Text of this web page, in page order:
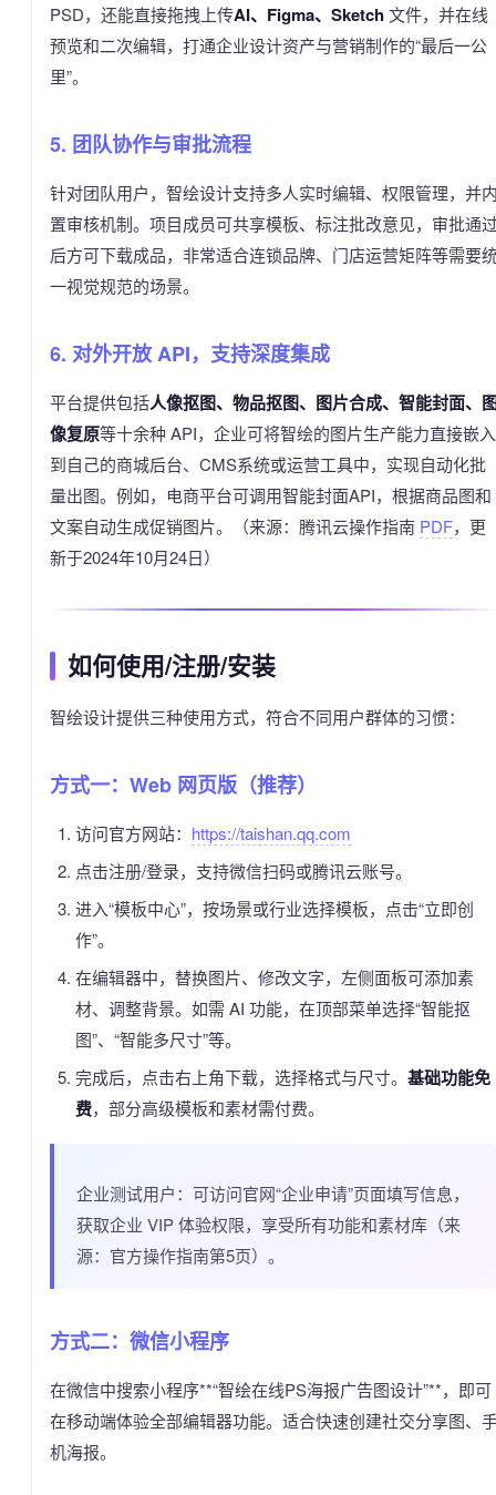
PSD，还能直接拖拽上传AI、Figma、Sketch文件，并在线
预览和二次编辑，打通企业设计资产与营销制作的“最后一公
里”。
5. 团队协作与审批流程
针对团队用户，智绘设计支持多人实时编辑、权限管理，并
置审核机制。项目成员可共享模板、标注批改意见，审批通
后方可下载成品，非常适合连锁品牌、门店运营矩阵等需要
一视觉规范的场景。
6. 对外开放 API，支持深度集成
平台提供包括人像抠图、物品抠图、图片合成、智能封面、
像复原等十余种 API，企业可将智绘的图片生产能力直接嵌入
到自己的商城后台、CMS系统或运营工具中，实现自动化批
量出图。例如，电商平台可调用智能封面API，根据商品图和
文案自动生成促销图片。（来源：腾讯云操作指南 PDF，更
新于2024年10月24日）
如何使用/注册/安装
智绘设计提供三种使用方式，符合不同用户群体的习惯：
方式一：Web 网页版（推荐）
访问官方网站： https://taishan.qq.com
点击注册/登录，支持微信扫码或腾讯云账号。
进入“模板中心”，按场景或行业选择模板，点击“立即创
作”。
在编辑器中，替换图片、修改文字，左侧面板可添加素
材、调整背景。如需 AI 功能，在顶部菜单选择“智能抠
图”、“智能多尺寸”等。
完成后，点击右上角下载，选择格式与尺寸。 基础功能免
费，部分高级模板和素材需付费。
企业测试用户：可访问官网“企业申请”页面填写信息，
获取企业 VIP 体验权限，享受所有功能和素材库（来
源：官方操作指南第5页）。
方式二：微信小程序
在微信中搜索小程序**“智绘在线PS海报广告图设计”**，即可
在移动端体验全部编辑器功能。适合快速创建社交分享图、
机海报。